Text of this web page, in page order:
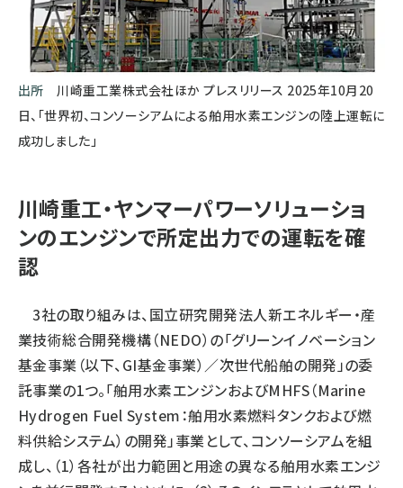
出所川崎重工業株式会社ほか プレスリリース 2025年10月20
日、「世界初、コンソーシアムによる舶用水素エンジンの陸上運転に
成功しました」
川崎重工・ヤンマーパワーソリューショ
ンのエンジンで所定出力での運転を確
認
3社の取り組みは、国立研究開発法人新エネルギー・産
業技術総合開発機構（NEDO）の「グリーンイノベーション
基金事業（以下、GI基金事業）／次世代船舶の開発」の委
託事業の1つ。「舶用水素エンジンおよびMHFS（Marine
Hydrogen Fuel System：舶用水素燃料タンクおよび燃
料供給システム）の開発」事業として、コンソーシアムを組
成し、（1）各社が出力範囲と用途の異なる舶用水素エンジ